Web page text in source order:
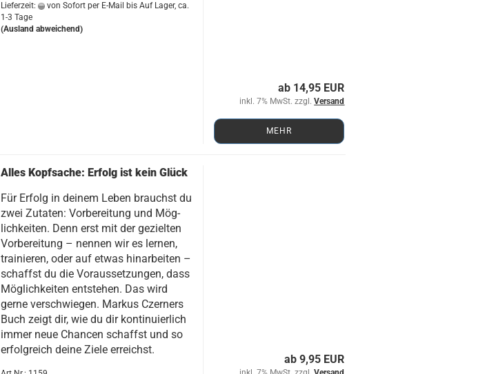
Lieferzeit:
von Sofort per E-Mail bis Auf Lager, ca.
1-3 Tage
(Ausland abweichend)
ab 14,95 EUR
inkl. 7% MwSt. zzgl.Versand
MEHR
Alles Kopf­sa­che: Er­folg ist kein Glück
Für Er­folg in dei­nem Leben brauchst du
zwei Zu­ta­ten: Vor­be­rei­tung und Mög­
lich­kei­ten. Denn erst mit der ge­ziel­ten
Vor­be­rei­tung – nen­nen wir es ler­nen,
trai­nie­ren, oder auf etwas hin­ar­bei­ten –
schaffst du die Vor­aus­set­zun­gen, dass
Mög­lich­kei­ten ent­ste­hen. Das wird
gerne ver­schwie­gen. Mar­kus Czer­ners
Buch zeigt dir, wie du dir kon­ti­nu­ier­lich
immer neue Chan­cen schaffst und so
er­folg­reich deine Ziele er­reichst.
ab 9,95 EUR